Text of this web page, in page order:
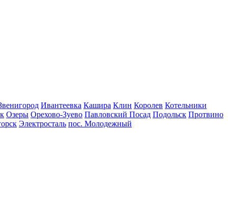
Ивантеевка Кашира Клин Королев Котельники
Озеры Орехово-Зуево Павловский Посад Подольск Протвино
Электросталь пос. Молодежный